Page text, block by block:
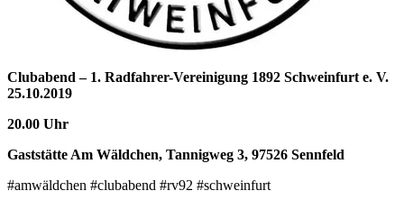
Clubabend – 1. Radfahrer-Vereinigung 1892 Schweinfurt e. V.
25.10.2019
20.00 Uhr
Gaststätte Am Wäldchen, Tannigweg 3, 97526 Sennfeld
‪#amwäldchen‬ #clubabend #rv92 #schweinfurt